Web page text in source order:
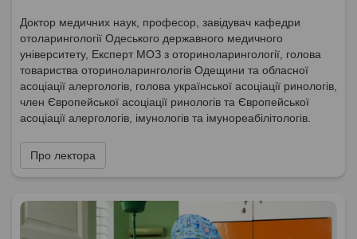
Доктор медичних наук, професор, завідувач кафедри
отоларингології Одеського державного медичного
університету, Експерт МОЗ з оториноларингології, голова
товариства оториноларингологів Одещини та обласної
асоціації алергологів, голова української асоціації ринологів,
член Європейської асоціації ринологів та Європейської
асоціації алергологів, імунологів та імунореабілітологів.
Про лектора